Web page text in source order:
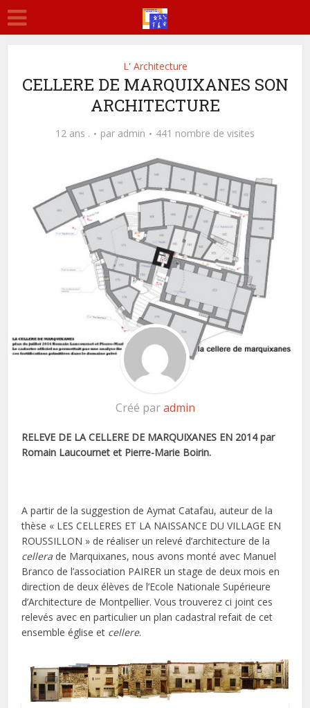
L' Architecture
CELLERE DE MARQUIXANES SON
ARCHITECTURE
12 ans . par admin 441 nombre de visites
Créé paradmin
RELEVE DE LA CELLERE DE MARQUIXANES EN 2014 par
Romain Laucournet et Pierre-Marie Boirin.
A partir de la suggestion de Aymat Catafau, auteur de la
thèse « LES CELLERES ET LA NAISSANCE DU VILLAGE EN
ROUSSILLON » de réaliser un relevé d’architecture de la
cellera de Marquixanes, nous avons monté avec Manuel
Branco de l’association PAIRER un stage de deux mois en
direction de deux élèves de l’Ecole Nationale Supérieure
d’Architecture de Montpellier. Vous trouverez ci joint ces
relevés avec en particulier un plan cadastral refait de cet
ensemble église et cellere.